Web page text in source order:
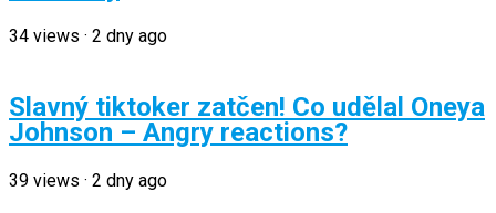
34 views · 2 dny ago
Slavný tiktoker zatčen! Co udělal Oneya
Johnson – Angry reactions?
39 views · 2 dny ago